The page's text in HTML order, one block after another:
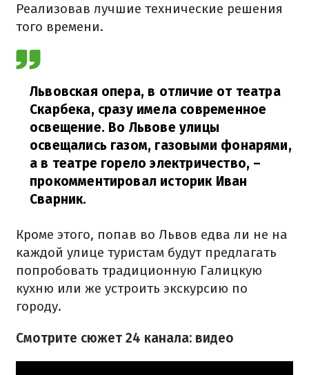
Реализовав лучшие технические решения
того времени.
Львовская опера, в отличие от театра
Скарбека, сразу имела современное
освещение. Во Львове улицы
освещались газом, газовыми фонарями,
а в театре горело электричество, –
прокомментировал историк Иван
Сварник.
Кроме этого, попав во Львов едва ли не на
каждой улице туристам будут предлагать
попробовать традиционную Галицкую
кухню или же устроить экскурсию по
городу.
Смотрите сюжет 24 канала: видео